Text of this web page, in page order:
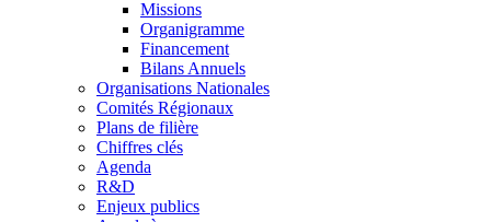
Missions
Organigramme
Financement
Bilans Annuels
Organisations Nationales
Comités Régionaux
Plans de filière
Chiffres clés
Agenda
R&D
Enjeux publics